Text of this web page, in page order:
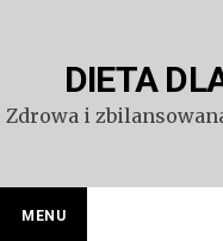
DIETA
Zdrowa i
MENU